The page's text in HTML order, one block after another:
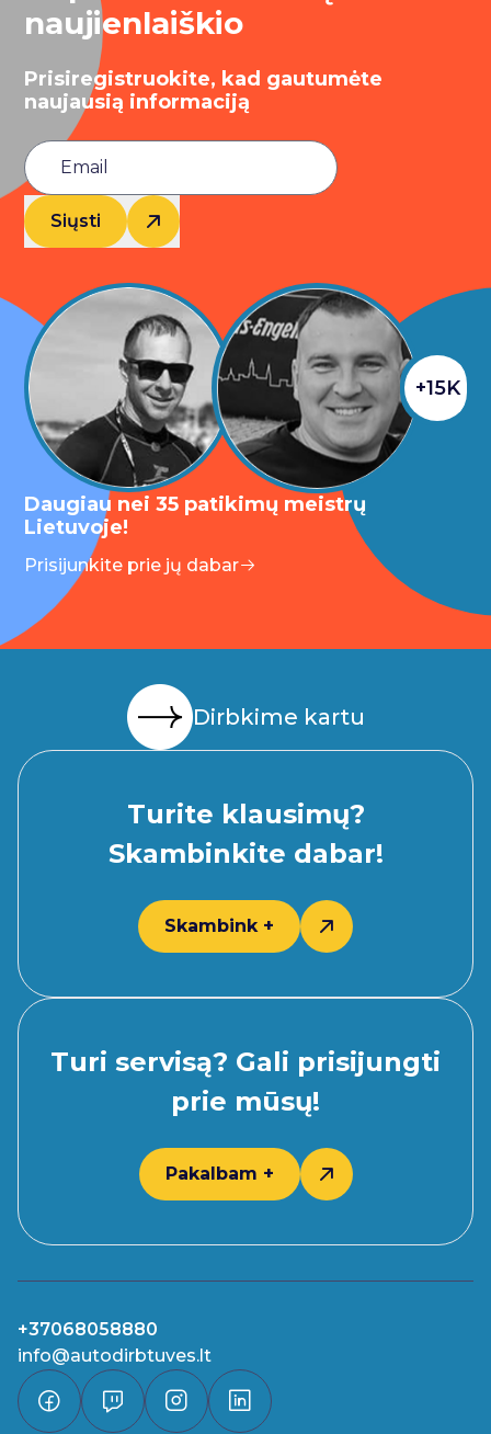
naujienlaiškio
Prisiregistruokite, kad gautumėte
naujausią informaciją
Siųsti
+15K
Daugiau nei 35 patikimų meistrų
Lietuvoje!
Prisijunkite prie jų dabar
Dirbkime kartu
Turite klausimų?
Skambinkite dabar!
Skambink +
Turi servisą? Gali prisijungti
prie mūsų!
Pakalbam +
+37068058880
info@autodirbtuves.lt